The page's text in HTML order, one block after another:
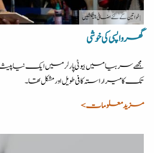
| خواتین کے لئے اضافی پیشکشیں
گھر واپسی کی خوشی
مجھے سربیا میں بیوٹی پارلر میں ایک نیا
تک کا میرا راستہ کافی طویل اور مشکل تھا۔
مزید معلومات >